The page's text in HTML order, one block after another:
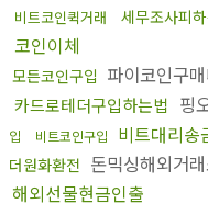
비트코인퀵거래 세무조사피
코인이체
모든코인구입 파이코인구
카드로테더구입하는법 핑
입
비트코인구입 비트대리송
더원화환전 돈믹싱해외거
해외선물현금인출